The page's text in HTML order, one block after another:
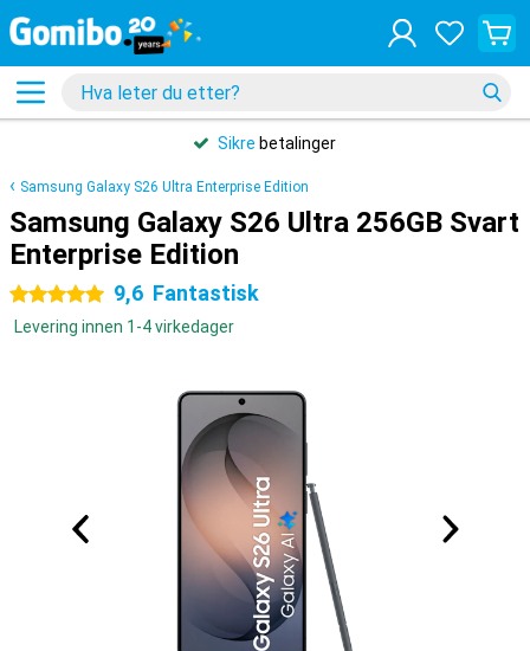
Sikre betalinger
Samsung Galaxy S26 Ultra Enterprise Edition
Samsung Galaxy S26 Ultra 256GB Svart
Enterprise Edition
5 stjerner 9,6 Fantastisk
Levering innen 1-4 virkedager